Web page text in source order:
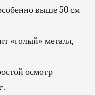
выше 50 см
«голый» металл,
осмотр